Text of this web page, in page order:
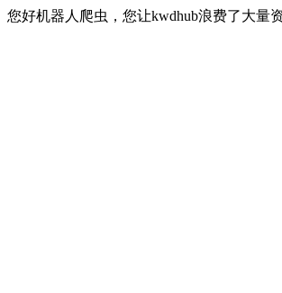
您好机器人爬虫，您让kwdhub浪费了大量